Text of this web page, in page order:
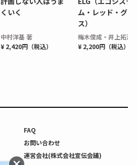
くいく
中村洋基 著
¥ 2,420円（税込）
ム・レッド・グロ
ス）
梅木俊成・井上拓海
¥ 2,200円（税込）
FAQ
お問い合わせ
運営会社(株式会社宣伝会議)